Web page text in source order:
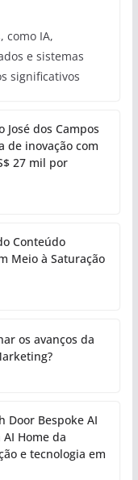
como IA,
e sistemas
significativos
José dos Campos
de inovação com
27 mil por
Conteúdo
Meio à Saturação
os avanços da
Door Bespoke AI
AI Home da
e tecnologia em